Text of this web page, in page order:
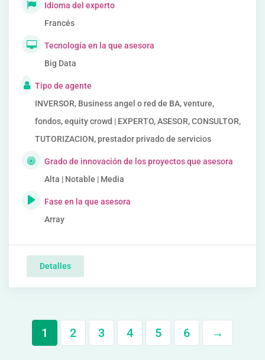
Idioma del experto
Francés
Tecnología en la que asesora
Big Data
Tipo de agente
INVERSOR, Business angel o red de BA, venture,
fondos, equity crowd | EXPERTO, ASESOR, CONSULTOR,
TUTORIZACION, prestador privado de servicios
Grado de innovación de los proyectos que asesora
Alta | Notable | Media
Fase en la que asesora
Array
Detalles
1 2 3 4 5 6 →